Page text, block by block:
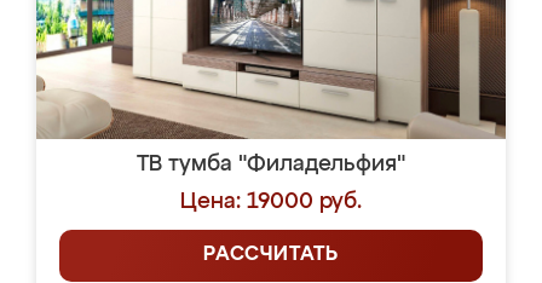
ТВ тумба "Филадельфия"
Цена: 19000 руб.
РАССЧИТАТЬ